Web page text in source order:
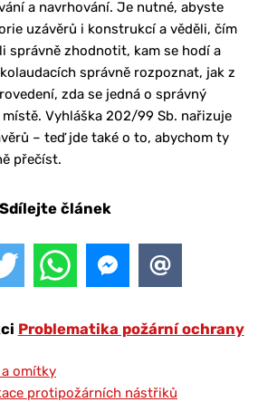
a navrhování. Je nutné, abyste
uzávěrů i konstrukcí a věděli, čím
správně zhodnotit, kam se hodí a
správně rozpoznat, jak z
zda se jedná o správný
Vyhláška 202/99 Sb. nařizuje
– teď jde také o to, abychom ty
přečíst.
Sdílejte článek
Problematika požární ochrany
omítky
protipožárních nástřiků